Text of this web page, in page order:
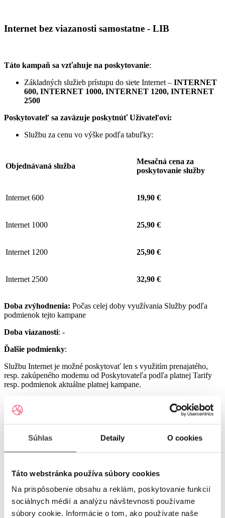
Súhlas Detaily O cookies
Táto webstránka používa súbory cookies
Na prispôsobenie obsahu a reklám, poskytovanie funkcií
sociálnych médií a analýzu návštevnosti používame
súbory cookie. Informácie o tom, ako používate naše
Internet bez viazanosti samostatne - LIB
Táto kampaň sa vzťahuje na poskytovanie:
Základných služieb prístupu do siete Internet – INTERNET
600, INTERNET 1000, INTERNET 1200, INTERNET
2500
Poskytovateľ sa zaväzuje poskytnúť Užívateľovi:
Službu za cenu vo výške podľa tabuľky:
Objednávaná služba
Mesačná cena za
poskytovanie služby
Internet 600 19,90 €
Internet 1000 25,90 €
Internet 1200 25,90 €
Internet 2500 32,90 €
Doba zvýhodnenia: Počas celej doby využívania Služby podľa
podmienok tejto kampane
Doba viazanosti: -
Ďalšie podmienky:
Službu Internet je možné poskytovať len s využitím prenajatého,
resp. zakúpeného modemu od Poskytovateľa podľa platnej Tarify
resp. podmienok aktuálne platnej kampane.
Službu UPC Internet 1000 je možné poskytovať len s využitím
prenajatého resp. zakúpeného modemu GIGA ConnectBox
alebo GIGA Connect Box 6 (podľa dostupnosti) od Poskytovateľa
s odbornou inštaláciou), a to v lokalitách špecifikovaných v Tarife
poskytovať len s využitím prenajatého resp. zakúpeného modemu
podmienok aktuálne platnej kampane (len s odbornou inštaláciou), a
to v lokalitách špecifikovaných v Tarife UPC Internet.